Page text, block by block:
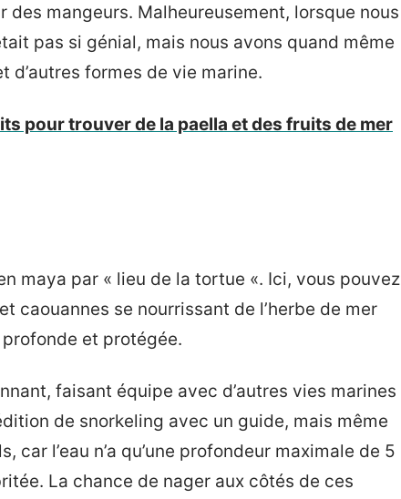
mangeurs. Malheureusement, lorsque nous
pas si génial, mais nous avons quand même
d’autres formes de vie marine.
pour trouver de la paella et des fruits de mer
maya par « lieu de la tortue «. Ici, vous pouvez
caouannes se nourrissant de l’herbe de mer
et protégée.
faisant équipe avec d’autres vies marines
de snorkeling avec un guide, mais même
car l’eau n’a qu’une profondeur maximale de 5
La chance de nager aux côtés de ces